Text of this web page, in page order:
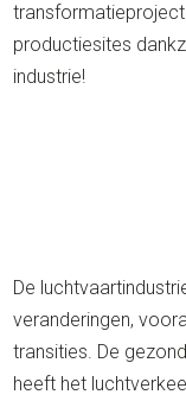
productiesites
industrie!
De
veranderingen,
transities. De
heeft het